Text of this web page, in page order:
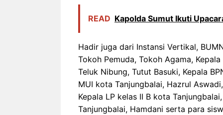
READ Kapolda Sumut Ikuti
Hadir juga dari Instansi Vertikal,
Tokoh Pemuda, Tokoh Agama,
Teluk Nibung, Tutut Basuki, Kepala
MUI kota Tanjungbalai, Hazrul
Kepala LP kelas II B kota
Tanjungbalai, Hamdani serta para